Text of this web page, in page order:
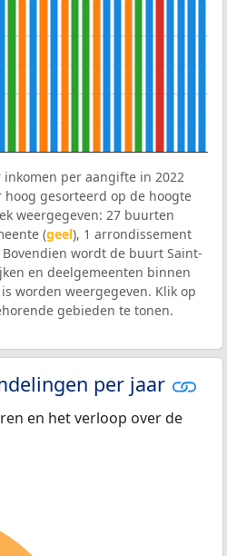
per aangifte in 2022
gesorteerd op de hoogte
weergegeven: 27 buurten
(geel), 1 arrondissement
Bovendien wordt de buurt Saint-
en deelgemeenten binnen
worden weergegeven. Klik op
gebieden te tonen.
per jaar
en het verloop over de